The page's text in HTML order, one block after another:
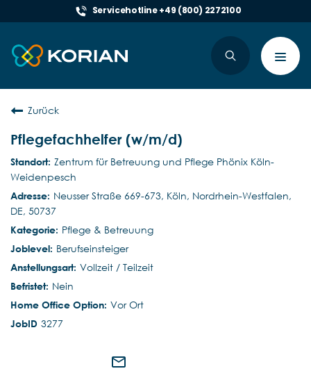
Servicehotline +49 (800) 2272100
Zurück
Pflegefachhelfer (w/m/d)
Zentrum für Betreuung und Pflege Phönix Köln-
Weidenpesch
Neusser Straße 669-673, Köln, Nordrhein-Westfalen,
DE, 50737
Pflege & Betreuung
Berufseinsteiger
Vollzeit / Teilzeit
Nein
Vor Ort
3277
mail_outline